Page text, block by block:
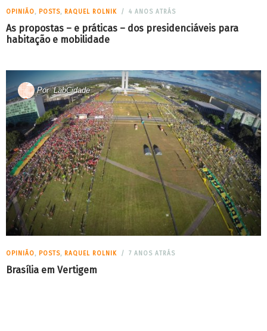
OPINIÃO, POSTS, RAQUEL ROLNIK 4 ANOS ATRÁS
As propostas – e práticas – dos presidenciáveis para
habitação e mobilidade
PorLabCidade
OPINIÃO, POSTS, RAQUEL ROLNIK 7 ANOS ATRÁS
Brasília em Vertigem